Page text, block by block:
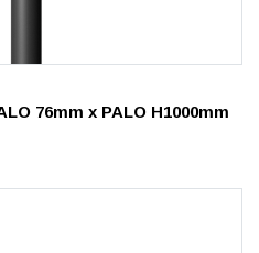
76mm x PALO H1000mm